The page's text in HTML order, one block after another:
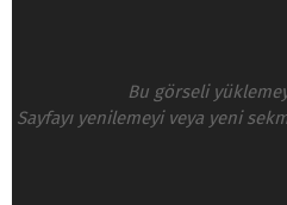
Bu görseli
Sayfayı yenilemeyi veya yeni